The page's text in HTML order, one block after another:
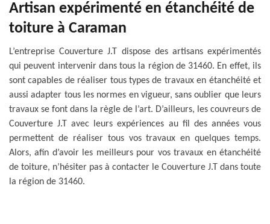
Artisan expérimenté en étanchéité de
toiture à Caraman
L’entreprise Couverture J.T dispose des artisans expérimentés
qui peuvent intervenir dans tous la région de 31460. En effet, ils
sont capables de réaliser tous types de travaux en étanchéité et
aussi adapter tous les normes en vigueur, sans oublier que leurs
travaux se font dans la règle de l’art. D’ailleurs, les couvreurs de
Couverture J.T avec leurs expériences au fil des années vous
permettent de réaliser tous vos travaux en quelques temps.
Alors, afin d’avoir les meilleurs pour vos travaux en étanchéité
de toiture, n’hésiter pas à contacter le Couverture J.T dans toute
la région de 31460.